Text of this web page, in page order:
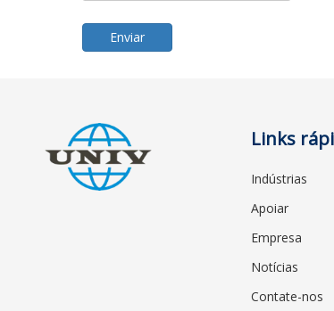
Enviar
Links
Indústrias
Apoiar
Empresa
Notícias
Contate-nos